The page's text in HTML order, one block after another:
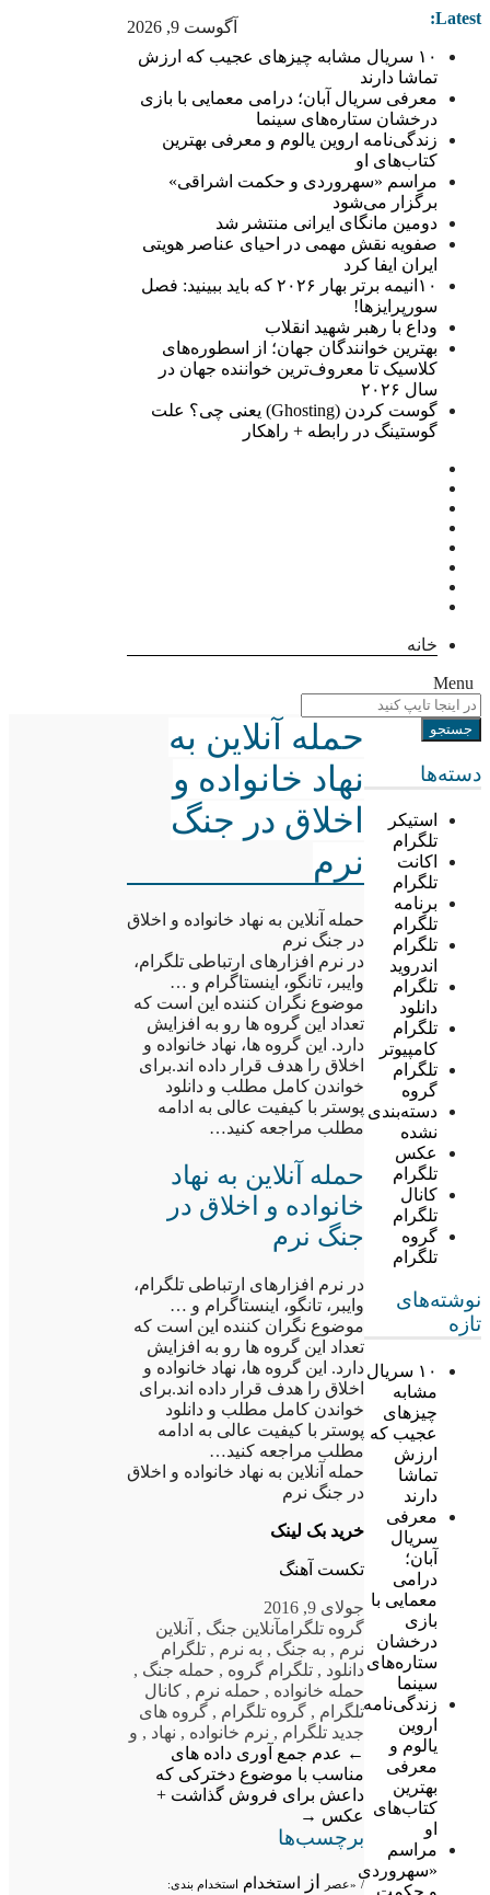
آگوست 9, 2026 Latest:
۱۰ سریال مشابه چیزهای عجیب که ارزش
تماشا دارند
معرفی سریال آبان؛ درامی معمایی با بازی
درخشان ستاره‌های سینما
زندگی‌نامه اروین یالوم و معرفی بهترین
کتاب‌های او
مراسم «سهروردی و حکمت اشراقی»
برگزار می‌شود
دومین مانگای ایرانی منتشر شد
صفویه نقش مهمی در احیای عناصر هویتی
ایران ایفا کرد
۱۰انیمه برتر بهار ۲۰۲۶ که باید ببینید: فصل
سورپرایزها!
وداع با رهبر شهید انقلاب
بهترین خوانندگان جهان؛ از اسطوره‌های
کلاسیک تا معروف‌ترین خواننده جهان در
سال ۲۰۲۶
گوست کردن (Ghosting) یعنی چی؟ علت
گوستینگ در رابطه + راهکار
خانه
Menu
دسته‌ها
استیکر
تلگرام
اکانت
تلگرام
برنامه
تلگرام
تلگرام
اندروید
تلگرام
دانلود
تلگرام
کامپیوتر
تلگرام
گروه
دسته‌بندی
نشده
عکس
تلگرام
کانال
تلگرام
گروه
تلگرام
نوشته‌های
تازه
۱۰ سریال
مشابه
چیزهای
عجیب که
ارزش
تماشا
دارند
معرفی
سریال
آبان؛
درامی
معمایی با
بازی
درخشان
ستاره‌های
سینما
زندگی‌نامه
اروین
یالوم و
معرفی
بهترین
کتاب‌های
او
مراسم
«سهروردی
و حکمت
حمله آنلاین به
نهاد خانواده و
اخلاق در جنگ
نرم
حمله آنلاین به نهاد خانواده و اخلاق
در جنگ نرم
در نرم افزارهای ارتباطی تلگرام،
وایبر، تانگو، اینستاگرام و …
موضوع نگران کننده این است که
تعداد این گروه ها رو به افزایش
دارد. این گروه ها، نهاد خانواده و
اخلاق را هدف قرار داده اند.برای
خواندن کامل مطلب و دانلود
پوستر با کیفیت عالی به ادامه
مطلب مراجعه کنید…
حمله آنلاین به نهاد
خانواده و اخلاق در
جنگ نرم
در نرم افزارهای ارتباطی تلگرام،
وایبر، تانگو، اینستاگرام و …
موضوع نگران کننده این است که
تعداد این گروه ها رو به افزایش
دارد. این گروه ها، نهاد خانواده و
اخلاق را هدف قرار داده اند.برای
خواندن کامل مطلب و دانلود
پوستر با کیفیت عالی به ادامه
مطلب مراجعه کنید…
حمله آنلاین به نهاد خانواده و اخلاق
در جنگ نرم
خرید بک لینک
تکست آهنگ
جولای 9, 2016
گروه تلگرامآنلاین جنگ , آنلاین
نرم , به جنگ , به نرم , تلگرام
دانلود , تلگرام گروه , حمله جنگ ,
حمله خانواده , حمله نرم , کانال
تلگرام , گروه تلگرام , گروه های
جدید تلگرام , نرم خانواده , نهاد , و
← عدم جمع آوری داده های
مناسب با موضوع دخترکی که
داعش برای فروش گذاشت +
عکس →
برچسب‌ها
/ «عصر از استخدام استخدام بندی: